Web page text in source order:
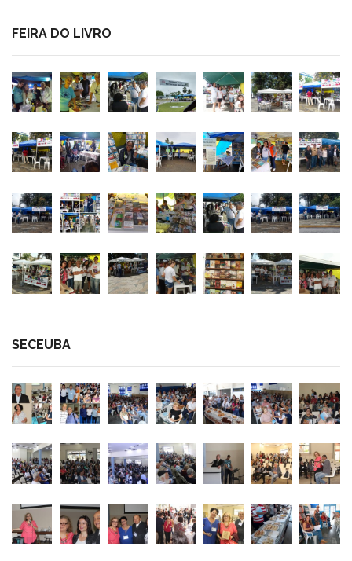
FEIRA DO LIVRO
SECEUBA